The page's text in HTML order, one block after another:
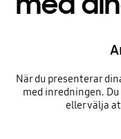
När du presenterar
med inredningen.
eller välja